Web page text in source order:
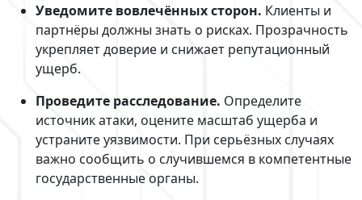
Уведомите вовлечённых сторон. Клиенты и
партнёры должны знать о рисках. Прозрачность
укрепляет доверие и снижает репутационный
ущерб.
Проведите расследование. Определите
источник атаки, оцените масштаб ущерба и
устраните уязвимости. При серьёзных случаях
важно сообщить о случившемся в компетентные
государственные органы.